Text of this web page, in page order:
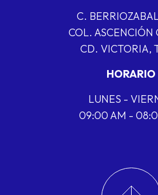
C.
COL. ASCENCIÓN
CD. VICTORIA,
HORARIO
LUNES -
09:00 AM -